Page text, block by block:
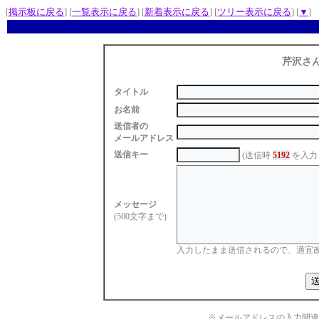
[掲示板に戻る] [一覧表示に戻る] [新着表示に戻る] [ツリー表示に戻る] [▼ ]
芹沢さ
タイトル
お名前
送信者の
メールアドレス
送信キー
(送信時 5192を入力
メッセージ
(500文字まで)
入力したまま送信されるので、適宜